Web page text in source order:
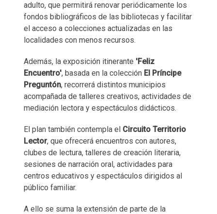
adulto, que permitirá renovar periódicamente los
fondos bibliográficos de las bibliotecas y facilitar
el acceso a colecciones actualizadas en las
localidades con menos recursos.
Además, la exposición itinerante 'Feliz
Encuentro', basada en la colección El Príncipe
Preguntón, recorrerá distintos municipios
acompañada de talleres creativos, actividades de
mediación lectora y espectáculos didácticos.
El plan también contempla el Circuito Territorio
Lector, que ofrecerá encuentros con autores,
clubes de lectura, talleres de creación literaria,
sesiones de narración oral, actividades para
centros educativos y espectáculos dirigidos al
público familiar.
A ello se suma la extensión de parte de la